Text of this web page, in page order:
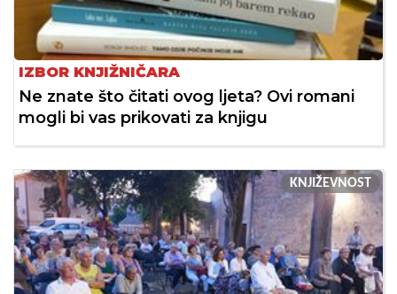
IZBOR KNJIŽNIČARA
Ne znate što čitati ovog ljeta? Ovi romani
mogli bi vas prikovati za knjigu
KNJIŽEVNOST